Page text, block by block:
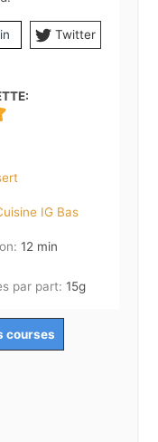
Twitter
IG Bas
12 minutes
min
par part: 15g
courses